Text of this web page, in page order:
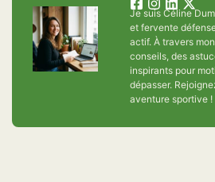
Je suis Céline
et fervente
actif. À travers
conseils, des
inspirants pour
dépasser.
aventure sportive !